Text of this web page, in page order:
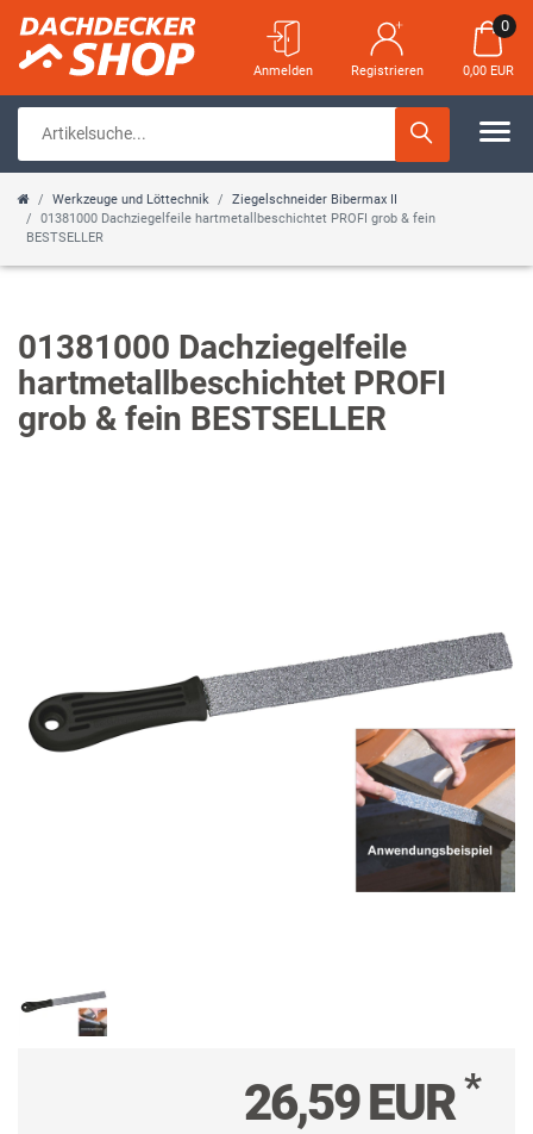
Anmelden Registrieren
0
0,00 EUR
Werkzeuge und Löttechnik
Ziegelschneider Bibermax II
01381000 Dachziegelfeile hartmetallbeschichtet PROFI grob & fein
BESTSELLER
01381000 Dachziegelfeile
hartmetallbeschichtet PROFI
grob & fein BESTSELLER
26,59 EUR*